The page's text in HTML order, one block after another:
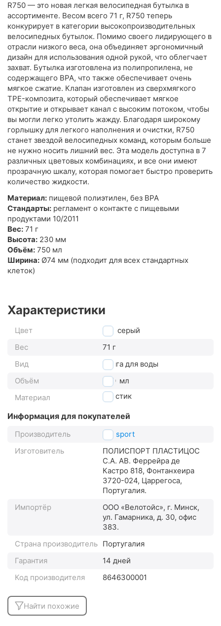
R750 — это новая легкая велосипедная бутылка в
ассортименте. Весом всего 71 г, R750 теперь
конкурирует в категории высокопроизводительных
велосипедных бутылок. Помимо своего лидирующего в
отрасли низкого веса, она объединяет эргономичный
дизайн для использования одной рукой, что облегчает
захват. Бутылка изготовлена из полипропилена, не
содержащего BPA, что также обеспечивает очень
мягкое сжатие. Клапан изготовлен из сверхмягкого
TPE-композита, который обеспечивает мягкое
открытие и открывает канал с высоким потоком, чтобы
вы могли легко утолить жажду. Благодаря широкому
горлышку для легкого наполнения и очистки, R750
станет звездой велосипедных команд, которым больше
не нужно носить лишний вес. Эта модель доступна в 7
различных цветовых комбинациях, и все они имеют
прозрачную шкалу, которая помогает быстро проверить
количество жидкости.
Материал: пищевой полиэтилен, без BPA
Стандарты: регламент о контакте с пищевыми
продуктами 10/2011
Вес: 71 г
Высота: 230 мм
Объём: 750 мл
Ширина: Ø74 мм (подходит для всех стандартных
клеток)
Характеристики
Цвет
серый
Вес
71 г
Вид
фляга для воды
Объём
750 мл
Материал
пластик
Информация для покупателей
Производитель
Polisport
Изготовитель
ПОЛИСПОРТ ПЛАСТИЦОС
С.А. АВ. Феррейра де
Кастро 818, Фонтанхеира
3720-024, Царрегоса,
Португалия.
Импортёр
ООО «Велотойс», г. Минск,
ул. Гамарника, д. 30, офис
383.
Страна производитель Португалия
Гарантия
14 дней
Код производителя
8646300001
Найти похожие